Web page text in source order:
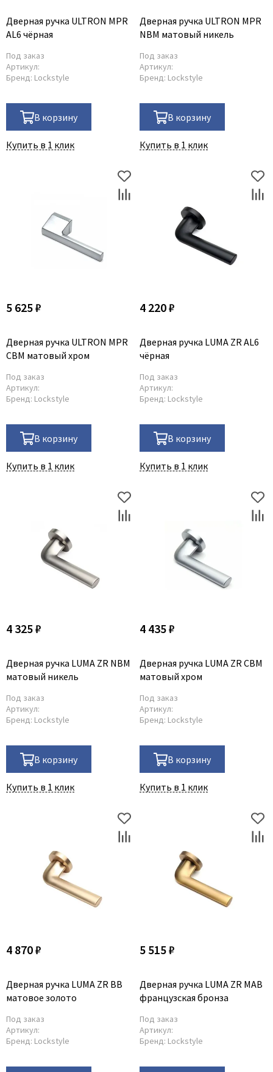
Adden Bau
AGB
Albero
Aldeghi Luigi
Archie
Armadillo
Aurum Doors
Comaglio
Eclisse
Fantom
Fratelli Cattini
Fuaro
Griffwerk
HSU
Komfort Doors
Legend
Morelli
Ofram
Optima Porte
Philips
Porta Di Parma
Porte Vista
Profilo Porte
Protector
Tupai
Valcomp
Verum
Viporte
Дверная ручка ULTRON MPR
AL6 чёрная
Под заказ
Артикул:
Бренд: Lockstyle
В корзину
Купить в 1 клик
Дверная ручка ULTRON MPR
NBM матовый никель
Под заказ
Артикул:
Бренд: Lockstyle
В корзину
Купить в 1 клик
5 625 ₽
Дверная ручка ULTRON MPR
CBM матовый хром
Под заказ
Артикул:
Бренд: Lockstyle
В корзину
Купить в 1 клик
4 220 ₽
Дверная ручка LUMA ZR AL6
чёрная
Под заказ
Артикул:
Бренд: Lockstyle
В корзину
Купить в 1 клик
4 325 ₽
Дверная ручка LUMA ZR NBM
матовый никель
Под заказ
Артикул:
Бренд: Lockstyle
В корзину
Купить в 1 клик
4 435 ₽
Дверная ручка LUMA ZR CBM
матовый хром
Под заказ
Артикул:
Бренд: Lockstyle
В корзину
Купить в 1 клик
4 870 ₽
Дверная ручка LUMA ZR BB
матовое золото
Под заказ
Артикул:
Бренд: Lockstyle
5 515 ₽
Дверная ручка LUMA ZR MAB
французская бронза
Под заказ
Артикул:
Бренд: Lockstyle